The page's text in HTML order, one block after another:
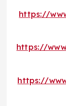
https://
https://
https://